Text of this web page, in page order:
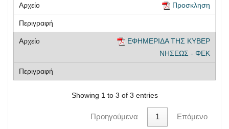
Προσκληση
ΕΦΗΜΕΡΙΔΑ ΤΗΣ ΚΥΒΕΡ
ΝΗΣΕΩΣ - ΦΕΚ
Showing 1 to 3 of 3 entries
Προηγούμενα 1 Επόμενο